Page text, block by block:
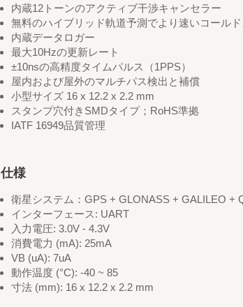
内蔵12トーンのアクティブ干渉キャンセラー
無料のハイブリッド軌道予測でより速いコール
内蔵データロガー
最大10Hzの更新レート
±10nsの高精度タイムパルス（1PPS）
屋内および屋外のマルチパス検出と補償
小型サイズ 16 x 12.2 x 2.2 mm
スタンプ穴付きSMDタイプ；RoHS準拠
IATF 16949品質管理
仕様
衛星システム：GPS + GLONASS + GALILEO +
インターフェース: UART
入力電圧: 3.0V - 4.3V
消費電力 (mA): 25mA
VB (uA): 7uA
動作温度 (°C): -40 ~ 85
寸法 (mm): 16 x 12.2 x 2.2 mm